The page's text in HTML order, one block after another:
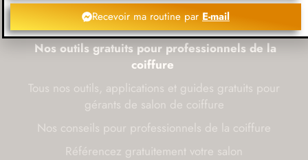
Programme Hello Hair Coach
Nos outils gratuits pour professionnels de la
coiffure
Tous nos outils, applications et guides gratuits pour
gérants de salon de coiffure
Nos conseils pour professionnels de la coiffure
Référencez gratuitement votre salon
Recevoir ma routine par E-mail